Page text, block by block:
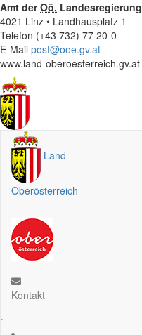
Amt derOö. Landesregierung
4021 Linz • Landhausplatz 1
Telefon (+43 732) 77 20-0
E-Mail post@ooe.gv.at
www.land-oberoesterreich.gv.at
Land
Oberösterreich
Kontakt
.